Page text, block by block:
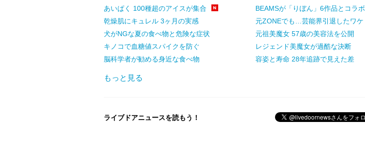
あいぱく 100種超のアイスが集合
乾燥肌にキュレル 3ヶ月の実感
犬がNGな夏の食べ物と危険な症状
キノコで血糖値スパイクを防ぐ
脳科学者が勧める身近な食べ物
BEAMSが「りぼん」6作品とコラボ
元ZONEでも…芸能界引退したワケ
元祖美魔女 57歳の美容法を公開
レジェンド美魔女が過酷な決断
容姿と寿命 28年追跡で見えた差
もっと見る
ライブドアニュースを読もう！